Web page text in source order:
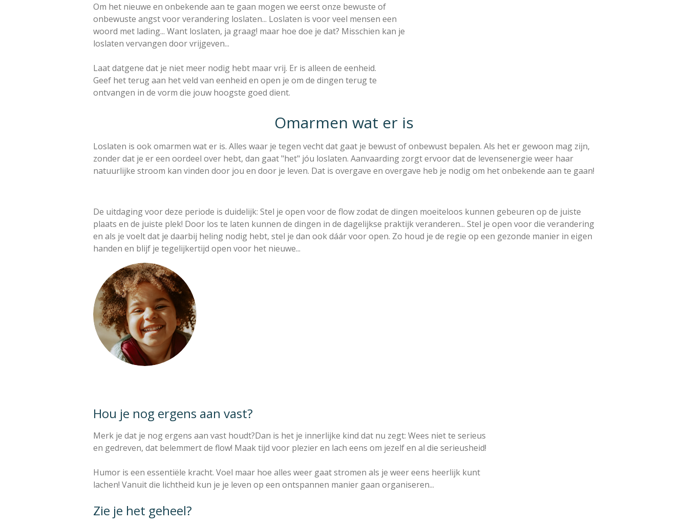
Om het nieuwe en onbekende aan te gaan mogen we eerst onze bewuste of
onbewuste angst voor verandering loslaten... Loslaten is voor veel mensen een
woord met lading... Want loslaten, ja graag! maar hoe doe je dat? Misschien kan je
loslaten vervangen door vrijgeven...
Laat datgene dat je niet meer nodig hebt maar vrij. Er is alleen de eenheid.
Geef het terug aan het veld van eenheid en open je om de dingen terug te
ontvangen in de vorm die jouw hoogste goed dient.
Omarmen wat er is
Loslaten is ook omarmen wat er is. Alles waar je tegen vecht dat gaat je bewust of onbewust bepalen. Als het er gewoon mag zijn,
zonder dat je er een oordeel over hebt, dan gaat "het" jóu loslaten. Aanvaarding zorgt ervoor dat de levensenergie weer haar
natuurlijke stroom kan vinden door jou en door je leven. Dat is overgave en overgave heb je nodig om het onbekende aan te gaan!
De uitdaging voor deze periode is duidelijk: Stel je open voor de flow zodat de dingen moeiteloos kunnen gebeuren op de juiste
plaats en de juiste plek! Door los te laten kunnen de dingen in de dagelijkse praktijk veranderen... Stel je open voor die verandering
en als je voelt dat je daarbij heling nodig hebt, stel je dan ook dáár voor open. Zo houd je de regie op een gezonde manier in eigen
handen en blijf je tegelijkertijd open voor het nieuwe...
Hou je nog ergens aan vast?
Merk je dat je nog ergens aan vast houdt?Dan is het je innerlijke kind dat nu zegt: Wees niet te serieus
en gedreven, dat belemmert de flow! Maak tijd voor plezier en lach eens om jezelf en al die serieusheid!
Humor is een essentiële kracht. Voel maar hoe alles weer gaat stromen als je weer eens heerlijk kunt
lachen! Vanuit die lichtheid kun je je leven op een ontspannen manier gaan organiseren...
Zie je het geheel?